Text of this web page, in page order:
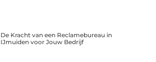
De Kracht van een Reclamebureau in
IJmuiden voor Jouw Bedrijf